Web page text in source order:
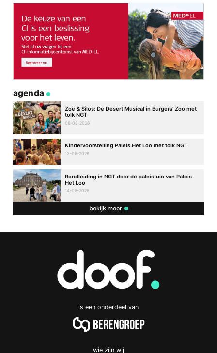
agenda
Zoë & Silos: De Desert Musical in Burgers’ Zoo met
tolk NGT
08-08-2026
Kindervoorstelling Paleis Het Loo met tolk NGT
13-08-2026
Rondleiding in NGT door de paleistuin van Paleis
Het Loo
14-08-2026
bekijk meer
is een onderdeel van
wie zijn wij